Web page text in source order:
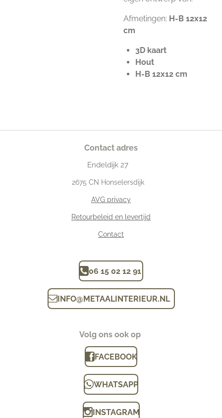
Afmetingen: H-B 12x12
cm
3D kaart
Hout
H-B 12x12 cm
Contact adres
Endeldijk 27
2675 CN Honselersdijk
AVG privacy
Retourbeleid en levertijd
Contact
06 15 02 12 91
INFO@METAALINTERIEUR.NL
Volg ons ook op
FACEBOOK
WHATSAPP
INSTAGRAM